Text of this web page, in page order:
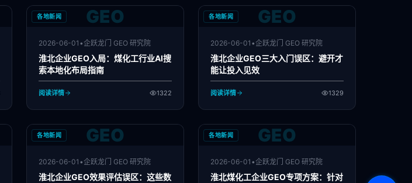
各地新闻 GEO
2026-06-01 •企跃龙门 GEO 研究院
淮北企业GEO入局：煤化工行业AI搜
索本地化布局指南
阅读详情 1322
各地新闻 GEO
2026-06-01 •企跃龙门 GEO 研究院
淮北企业GEO三大入门误区：避开才
能让投入见效
阅读详情 1329
各地新闻 GEO
2026-06-01 •企跃龙门 GEO 研究院
淮北企业GEO效果评估误区：这些数
各地新闻 GEO
2026-06-01 •企跃龙门 GEO 研究院
淮北煤化工企业GEO专项方案：针对